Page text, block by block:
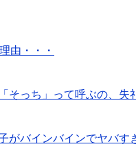
由・・・
そっち」って呼ぶの、失
がバインバインでヤバす